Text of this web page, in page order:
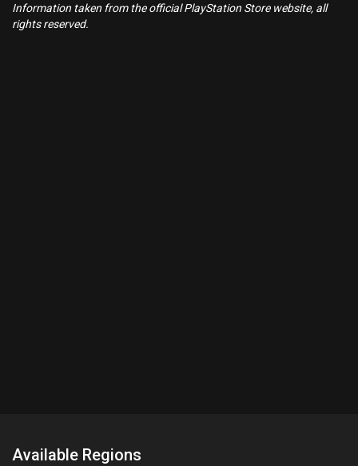
Information taken from the official PlayStation Store website, all
rights reserved.
Available Regions